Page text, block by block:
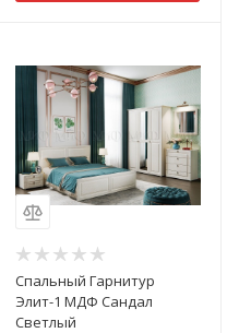
Спальный Гарнитур
Элит-1 МДФ Сандал
Светлый